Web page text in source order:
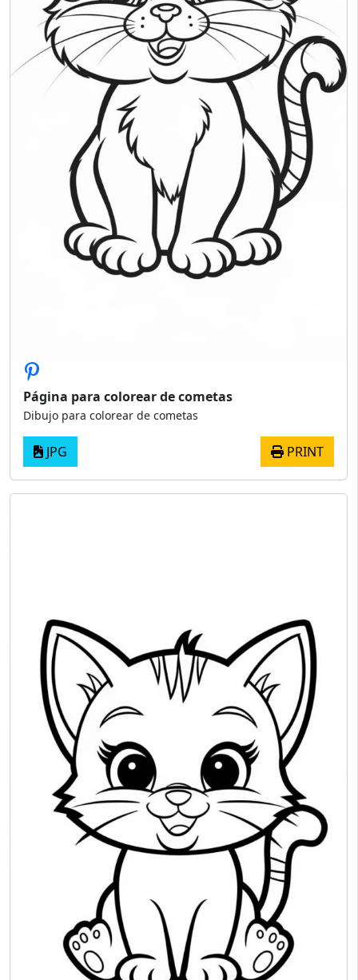
Página para colorear de cometas
Dibujo para colorear de cometas
JPG PRINT